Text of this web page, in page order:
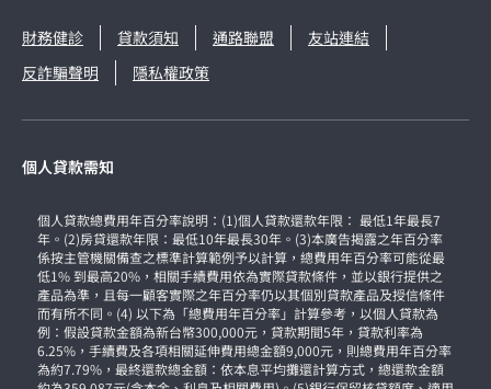
財務健診 貸款須知 通路聯盟
友站連結
反詐騙聲明
隱私權政策
個人貸款需知
個人貸款總費用年百分率說明：(1)個人貸款還款年限： 最低1年最長7
年。(2)房貸還款年限：最低10年最長30年。(3)本廣告揭露之年百分率
係按主管機關備查之標準計算範例予以計算，總費用年百分率可能從最
低1% 到最高20%，相關手續費用依為實際貸款條件，並以銀行提供之
產品為準，且每一顧客實際之年百分率仍以其個別貸款產品及授信條件
而有所不同。(4) 以下為「總費用年百分率」計算參考，以個人貸款為
例：假設貸款金額為新台幣300,000元，貸款期間5年，貸款利率為
6.25%，手續費及各項相關延伸費用總金額9,000元，則總費用年百分率
為約7.79%，最終還款總金額：依本息平均攤還計算方式，總還款金額